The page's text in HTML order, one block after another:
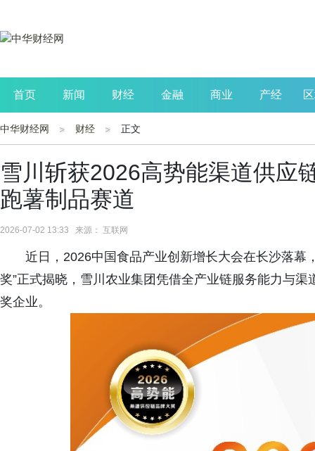
首页 新闻 财经 金融 商业 产经
公司 生活 读书
中华财经网 财经 正文
雪川斩获2026高势能渠道供应
跑薯制品赛道
2026-07-02 13:33 来源： 互联网
近日，2026中国食品产业创新增长大会在长沙落幕
奖”正式揭晓，雪川农业集团凭借全产业链服务能力与
奖企业。